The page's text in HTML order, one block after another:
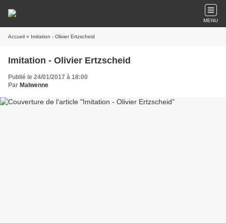
MENU
Accueil » Imitation - Olivier Ertzscheid
Imitation - Olivier Ertzscheid
Publié le 24/01/2017 à 18:00
Par Malwenne